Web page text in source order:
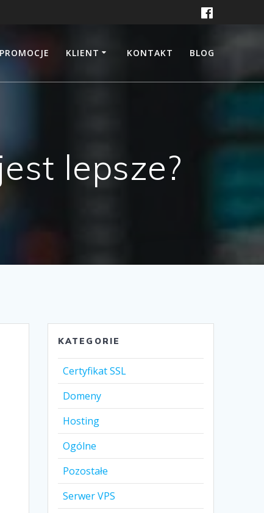
PROMOCJE KLIENT KONTAKT BLOG
lepsze?
KATEGORIE
Certyfikat SSL
Domeny
Hosting
Ogólne
Pozostałe
Serwer VPS